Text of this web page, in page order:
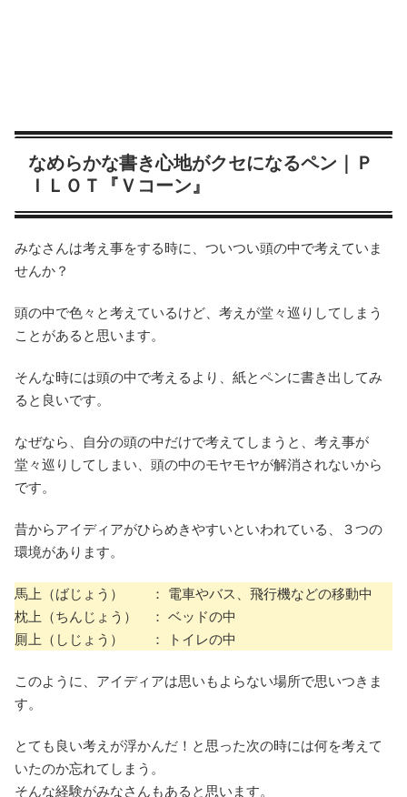
なめらかな書き心地がクセになるペン｜
Ｐ
ＩＬＯＴ『Ｖコーン』
みなさんは考え事をする時に、ついつい頭の中で考えていま
せんか？
頭の中で色々と考えているけど、考えが堂々巡りしてしまう
ことがあると思います。
そんな時には頭の中で考えるより、紙とペンに書き出してみ
ると良いです。
なぜなら、自分の頭の中だけで考えてしまうと、考え事が
堂々巡りしてしまい、頭の中のモヤモヤが解消されないから
です。
昔からアイディアがひらめきやすいといわれている、３つの
環境があります。
馬上（ばじょう） ： 電車やバス、飛行機などの移動中
枕上（ちんじょう） ： ベッドの中
厠上（しじょう） ： トイレの中
このように、アイディアは思いもよらない場所で思いつきま
す。
とても良い考えが浮かんだ！と思った次の時には何を考えて
いたのか忘れてしまう。
そんな経験がみなさんもあると思います。